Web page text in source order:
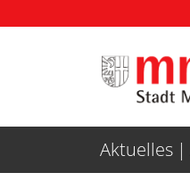
Weiter zur Navigation
Aktuelles